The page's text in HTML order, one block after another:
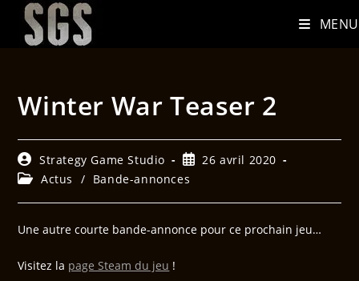
MENU
Winter War Teaser 2
Strategy Game Studio
26 avril 2020
Actus
/ Bande-annonces
Une autre courte bande-annonce pour ce prochain jeu…
Visitez la page Steam du jeu !